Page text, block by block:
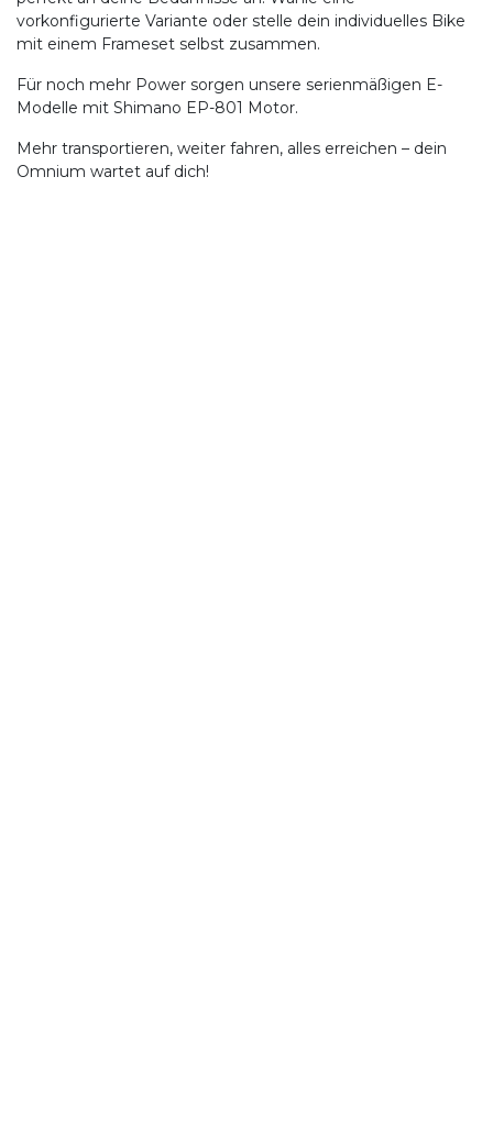
vorkonfigurierte Variante oder stelle dein individuelles Bike
mit einem Frameset selbst zusammen.
Für noch mehr Power sorgen unsere serienmäßigen E-
Modelle mit Shimano EP-801 Motor.
Mehr transportieren, weiter fahren, alles erreichen – dein
Omnium wartet auf dich!